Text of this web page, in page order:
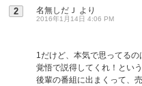
2 名無しだＪ より
2016年1月14日 4:06 PM
1だけど、本気で思ってる
覚悟で説得してくれ！とい
後輩の番組に出まくって、